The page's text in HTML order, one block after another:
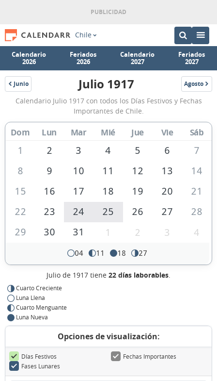
Chile
Calendario
2026
Feriados
2026
Calendario
2027
Feriados
2027
Junio
1917
Calendario
Julio
1917
de
Chile
Julio 1917 Agosto
1917
Calendario Julio 1917 con todos los Días Festivos y Fechas
Importantes de Chile.
Dom Lun Mar Mié Jue Vie Sáb
1 2 3 4 5 6
7
8
9 10 11 12 13
14
15
16 17 18 19 20
21
22
23 24 25 26 27
28
29
30 31 1 2 3 4
04 11 18 27
Julio de 1917 tiene 22 días laborables.
Cuarto Creciente
Luna Llena
Cuarto Menguante
Luna Nueva
Opciones de visualización:
Días Festivos
Fechas Importantes
Fases Lunares